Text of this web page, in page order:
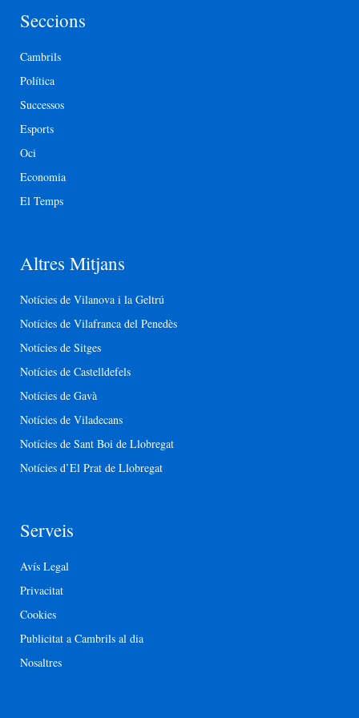
Seccions
Cambrils
Política
Successos
Esports
Oci
Economia
El Temps
Altres Mitjans
Notícies de Vilanova i la Geltrú
Notícies de Vilafranca del Penedès
Notícies de Sitges
Notícies de Castelldefels
Notícies de Gavà
Notícies de Viladecans
Notícies de Sant Boi de Llobregat
Notícies d’El Prat de Llobregat
Serveis
Avís Legal
Privacitat
Cookies
Publicitat a Cambrils al dia
Nosaltres